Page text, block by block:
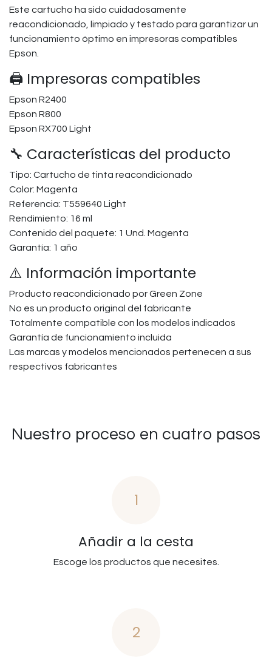
Este cartucho ha sido cuidadosamente
reacondicionado, limpiado y testado para garantizar un
funcionamiento óptimo en impresoras compatibles
Epson.
🖨️ Impresoras compatibles
Epson R2400
Epson R800
Epson RX700 Light
🔧 Características del producto
Tipo: Cartucho de tinta reacondicionado
Color: Magenta
Referencia: T559640 Light
Rendimiento: 16 ml
Contenido del paquete: 1 Und. Magenta
Garantía: 1 año
⚠️ Información importante
Producto reacondicionado por Green Zone
No es un producto original del fabricante
Totalmente compatible con los modelos indicados
Garantía de funcionamiento incluida
Las marcas y modelos mencionados pertenecen a sus
respectivos fabricantes
Nuestro proceso en cuatro pasos
1
Añadir a la cesta
Escoge los productos que necesites.
2